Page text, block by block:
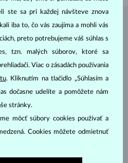
KLENOTA
ste sa pri každej návšteve znova
iba to, čo vás zaujíma a mohli vás
preto potrebujeme váš súhlas s
tzn. malých súborov, ktoré sa
Viac o zásadách používania
tu. Kliknutím na tlačidlo „Súhlasím a
dočasne udelíte a pomôžete nám
stránky.
môcť súbory cookies používať a
Cookies môžete odmietnuť